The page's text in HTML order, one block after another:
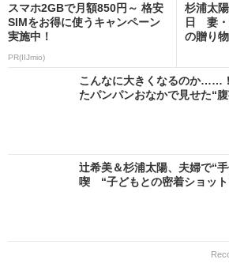
スマホ2GBで月額850円～ 格安
SIMをお得に使うキャンペーン
実施中！
PR(IIJmio)
杉浦太
日 妻・
の贈り
こんなに大きくなるのか……
たパンパンおなかで見せた“
辻希美＆杉浦太陽、夫婦で“
喫 “子どもとの密着ショット